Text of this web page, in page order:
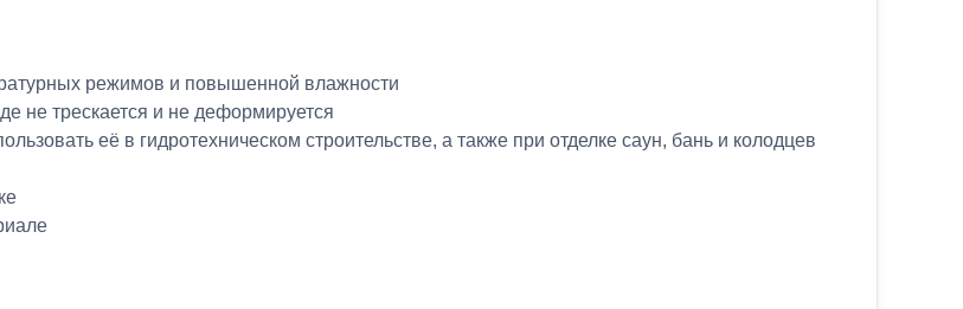
режимов и повышенной влажности
не трескается и не деформируется
её в гидротехническом строительстве, а также при отделке саун, бань и колодцев